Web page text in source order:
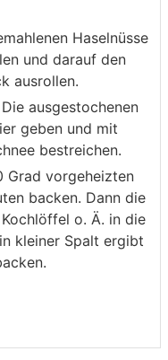
Haselnüsse
und darauf den
ausrollen.
ausgestochenen
geben und mit
bestreichen.
Grad vorgeheizten
backen. Dann die
o. Ä. in die
kleiner Spalt ergibt